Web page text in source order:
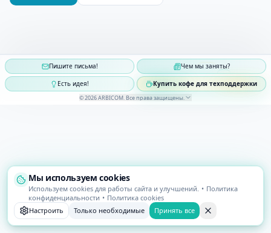
Пишите письма! Чем мы заняты?
Есть идея! Купить кофе для техподдержки
© 2026ARBICOM Все права защищены
Мы используем cookies
Используем cookies для работы сайта и улучшений. • Политика
конфиденциальности • Политика cookies
Настроить
Только необходимые Принять все